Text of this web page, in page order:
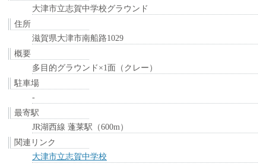
大津市立志賀中学校グラウンド
住所
滋賀県大津市南船路1029
概要
多目的グラウンド×1面（クレー）
駐車場
-
最寄駅
JR湖西線 蓬莱駅（600m）
関連リンク
大津市立志賀中学校